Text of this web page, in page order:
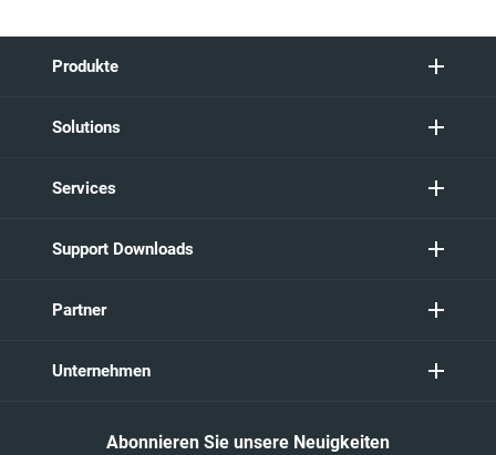
Produkte
Solutions
Services
Support Downloads
Partner
Unternehmen
Abonnieren Sie unsere Neuigkeiten